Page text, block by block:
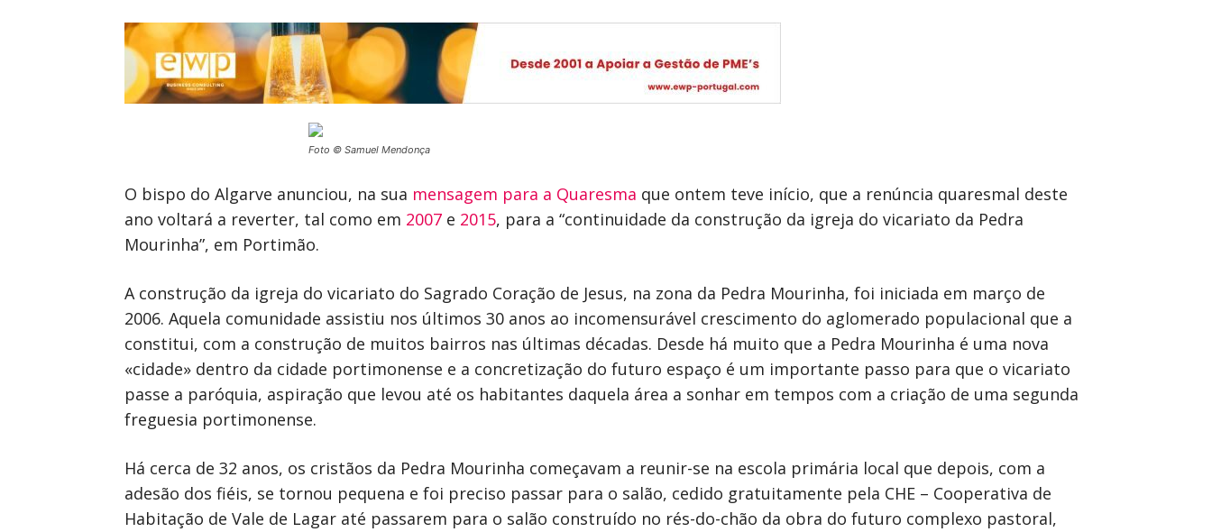
Foto © Samuel Mendonça
O bispo do Algarve anunciou, na sua mensagem para a Quaresma que ontem teve início, que a renúncia quaresmal deste
ano voltará a reverter, tal como em 2007 e 2015, para a “continuidade da construção da igreja do vicariato da Pedra
Mourinha”, em Portimão.
A construção da igreja do vicariato do Sagrado Coração de Jesus, na zona da Pedra Mourinha, foi iniciada em março de
2006. Aquela comunidade assistiu nos últimos 30 anos ao incomensurável crescimento do aglomerado populacional que a
constitui, com a construção de muitos bairros nas últimas décadas. Desde há muito que a Pedra Mourinha é uma nova
«cidade» dentro da cidade portimonense e a concretização do futuro espaço é um importante passo para que o vicariato
passe a paróquia, aspiração que levou até os habitantes daquela área a sonhar em tempos com a criação de uma segunda
freguesia portimonense.
Há cerca de 32 anos, os cristãos da Pedra Mourinha começavam a reunir-se na escola primária local que depois, com a
adesão dos fiéis, se tornou pequena e foi preciso passar para o salão, cedido gratuitamente pela CHE – Cooperativa de
Habitação de Vale de Lagar até passarem para o salão construído no rés-do-chão da obra do futuro complexo pastoral,